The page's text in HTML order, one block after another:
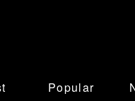
Popular